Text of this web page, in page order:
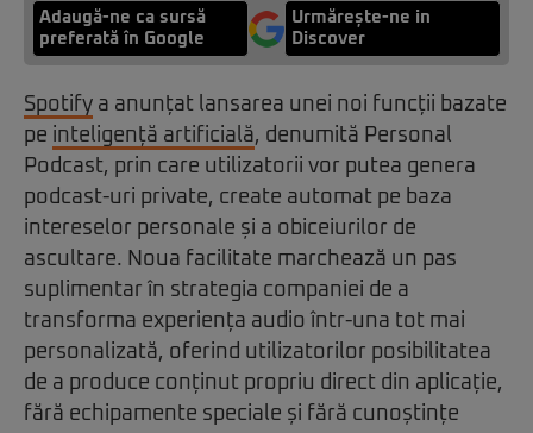
Adaugă-ne ca sursă
preferată în Google
Urmărește-ne in
Discover
Spotify a anunțat lansarea unei noi funcții bazate
pe inteligență artificială, denumită Personal
Podcast, prin care utilizatorii vor putea genera
podcast-uri private, create automat pe baza
intereselor personale și a obiceiurilor de
ascultare. Noua facilitate marchează un pas
suplimentar în strategia companiei de a
transforma experiența audio într-una tot mai
personalizată, oferind utilizatorilor posibilitatea
de a produce conținut propriu direct din aplicație,
fără echipamente speciale și fără cunoștințe